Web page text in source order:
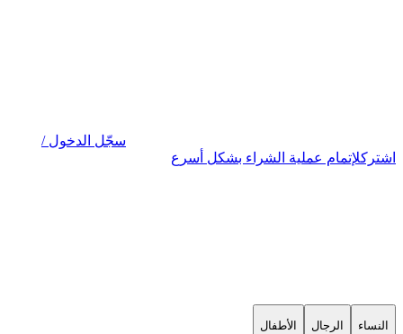
سجّل الدخول /
اشتركلإتمام عملية الشراء بشكل أسرع
النساء الرجال الأطفال